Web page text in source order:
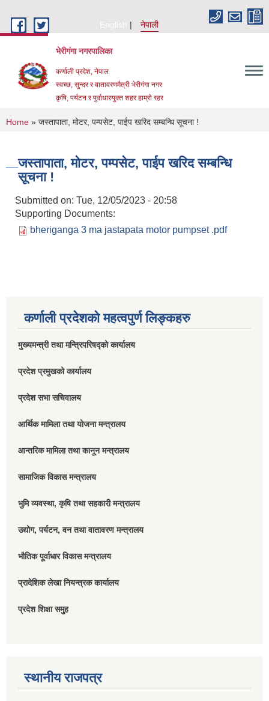
English
नेपाली
भेरीगंगा नगरपालिका
कर्णाली प्रदेश, नेपाल
स्वच्छ, सुन्दर र वातावरणमैत्री भेरीगंगा नगर
कृषि, पर्यटन र पुर्वाधारयुक्त शहर हाम्रो रहर
You are here
Home » जस्तापाता, मोटर, पम्पसेट, पाईप खरिद सम्बन्धि सूचना !
जस्तापाता, मोटर, पम्पसेट, पाईप खरिद सम्बन्धि
सूचना !
Submitted on: Tue, 12/05/2023 - 20:58
Supporting Documents:
bheriganga 3 ma jastapata motor pumpset .pdf
कर्णाली प्रदेशको महत्वपुर्ण लिङ्कहरु
मुख्यमन्त्री तथा मन्त्रिपरिषद्को कार्यालय
प्रदेश प्रमुखको कार्यालय
प्रदेश सभा सचिवालय
आर्थिक मामिला तथा योजना मन्त्रालय
आन्तरिक मामिला तथा कानून मन्त्रालय
सामाजिक विकास मन्त्रालय
भुमि व्यवस्था, कृषि तथा सहकारी मन्त्रालय
उद्योग, पर्यटन, वन तथा वातावरण मन्त्रालय
भौतिक पूर्वाधार विकास मन्त्रालय
प्रादेशिक लेखा नियन्त्रक कार्यालय
प्रदेश शिक्षा समुह
स्थानीय राजपत्र